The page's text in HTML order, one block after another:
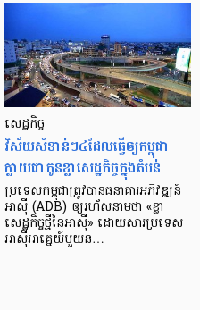
សេដ្ឋកិច្ច​
វិស័យ​សំខាន់ៗ​៤​ដែល​ធ្វើ​ឲ្យ​កម្ពុជា​
ក្លាយ​ជា​កូន​ខ្លា​សេដ្ឋកិច្ច​ក្នុង​តំបន់
ប្រទេស​កម្ពុជា​ត្រូវ​បាន​ធនាគារ​អភិវឌ្ឍន៍​
អាស៊ី (ADB) ឲ្យ​រហ័ស​នាមថា «ខ្លា​
សេដ្ឋកិច្ច​ថ្មី​នៃ​អាស៊ី» ដោយសារ​ប្រទេស​
អាស៊ី​អាគ្នេយ៍​មួយ​ន…